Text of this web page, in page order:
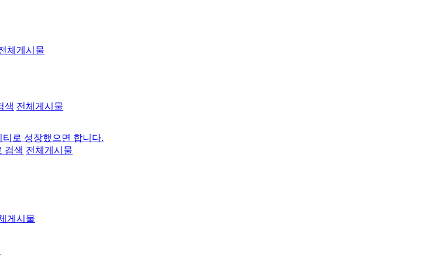
체게시물
색 전체게시물
로 성장했으면 합니다.
검색 전체게시물
게시물